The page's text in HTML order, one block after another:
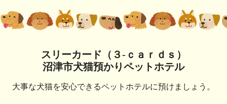
スリーカード（３‐ｃａｒｄｓ）
沼津市犬猫預かりペットホテル
大事な犬猫を安心できるペットホテルに預けましょう。